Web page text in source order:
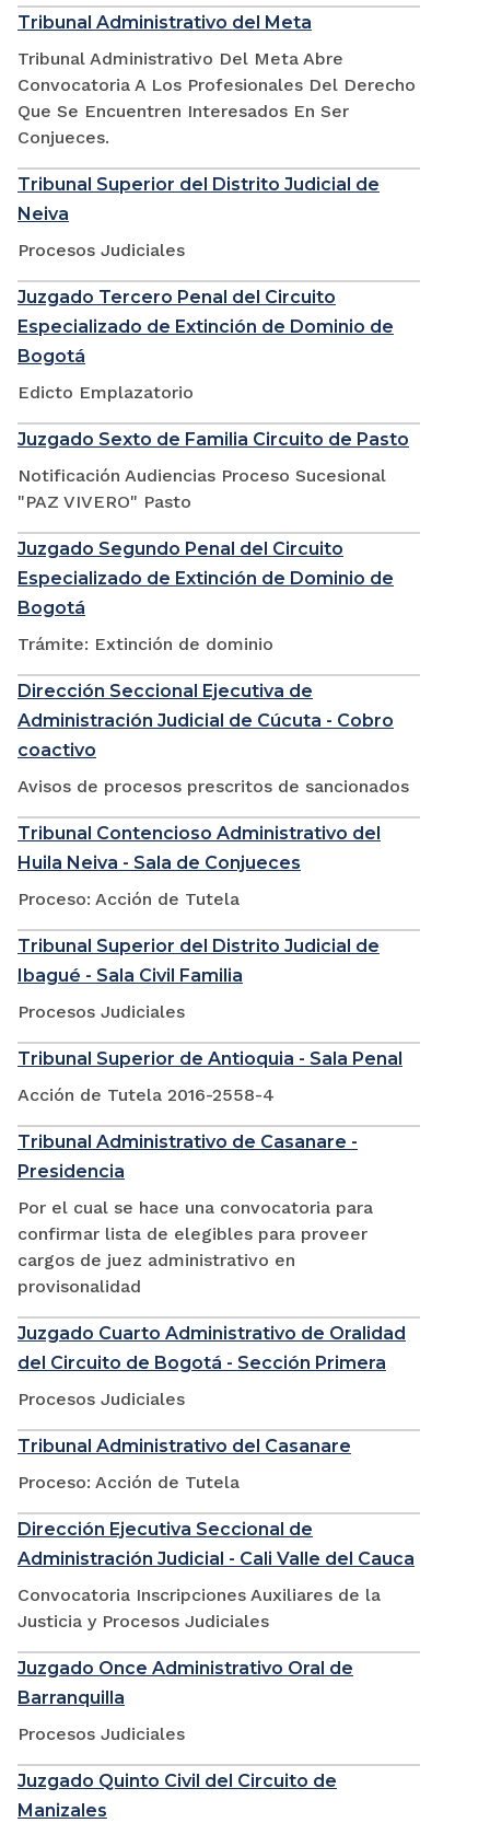
Tribunal Administrativo del Meta
Tribunal Administrativo Del Meta Abre
Convocatoria A Los Profesionales Del Derecho
Que Se Encuentren Interesados En Ser
Conjueces.
Tribunal Superior del Distrito Judicial de
Neiva
Procesos Judiciales
Juzgado Tercero Penal del Circuito
Especializado de Extinción de Dominio de
Bogotá
Edicto Emplazatorio
Juzgado Sexto de Familia Circuito de Pasto
Notificación Audiencias Proceso Sucesional
"PAZ VIVERO" Pasto
Juzgado Segundo Penal del Circuito
Especializado de Extinción de Dominio de
Bogotá
Trámite: Extinción de dominio
Dirección Seccional Ejecutiva de
Administración Judicial de Cúcuta - Cobro
coactivo
Avisos de procesos prescritos de sancionados
Tribunal Contencioso Administrativo del
Huila Neiva - Sala de Conjueces
Proceso: Acción de Tutela
Tribunal Superior del Distrito Judicial de
Ibagué - Sala Civil Familia
Procesos Judiciales
Tribunal Superior de Antioquia - Sala Penal
Acción de Tutela 2016-2558-4
Tribunal Administrativo de Casanare -
Presidencia
Por el cual se hace una convocatoria para
confirmar lista de elegibles para proveer
cargos de juez administrativo en
provisonalidad
Juzgado Cuarto Administrativo de Oralidad
del Circuito de Bogotá - Sección Primera
Procesos Judiciales
Tribunal Administrativo del Casanare
Proceso: Acción de Tutela
Dirección Ejecutiva Seccional de
Administración Judicial - Cali Valle del Cauca
Convocatoria Inscripciones Auxiliares de la
Justicia y Procesos Judiciales
Juzgado Once Administrativo Oral de
Barranquilla
Procesos Judiciales
Juzgado Quinto Civil del Circuito de
Manizales